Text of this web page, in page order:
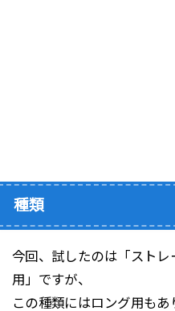
種類
今回、試したのは「スト
用」ですが、
この種類にはロング用もあ